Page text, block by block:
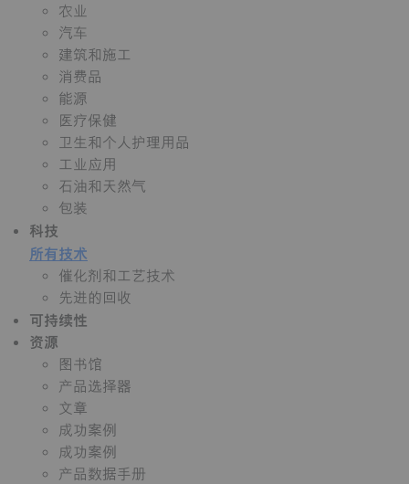
农业
汽车
建筑和施工
消费品
能源
医疗保健
卫生和个人护理用品
工业应用
石油和天然气
包装
科技
所有技术
催化剂和工艺技术
先进的回收
可持续性
资源
图书馆
产品选择器
文章
成功案例
成功案例
产品数据手册